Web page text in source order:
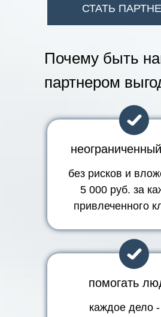
каждое дело -
помогать
Почему быть
партнером
без рисков и
5 000 руб. за
привлеченного
СТАТЬ